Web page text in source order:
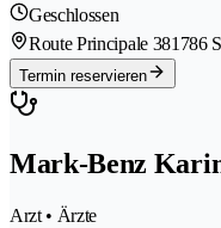
Geschlossen
Route Principale 381786
Termin reservieren
Mark-Benz
Arzt • Ärzte